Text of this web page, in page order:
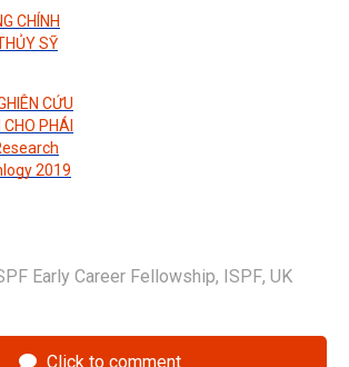
CHÍNH
SỸ
CỨU
PHÁI
2019
Early Career Fellowship, ISPF, UK
Click to comment